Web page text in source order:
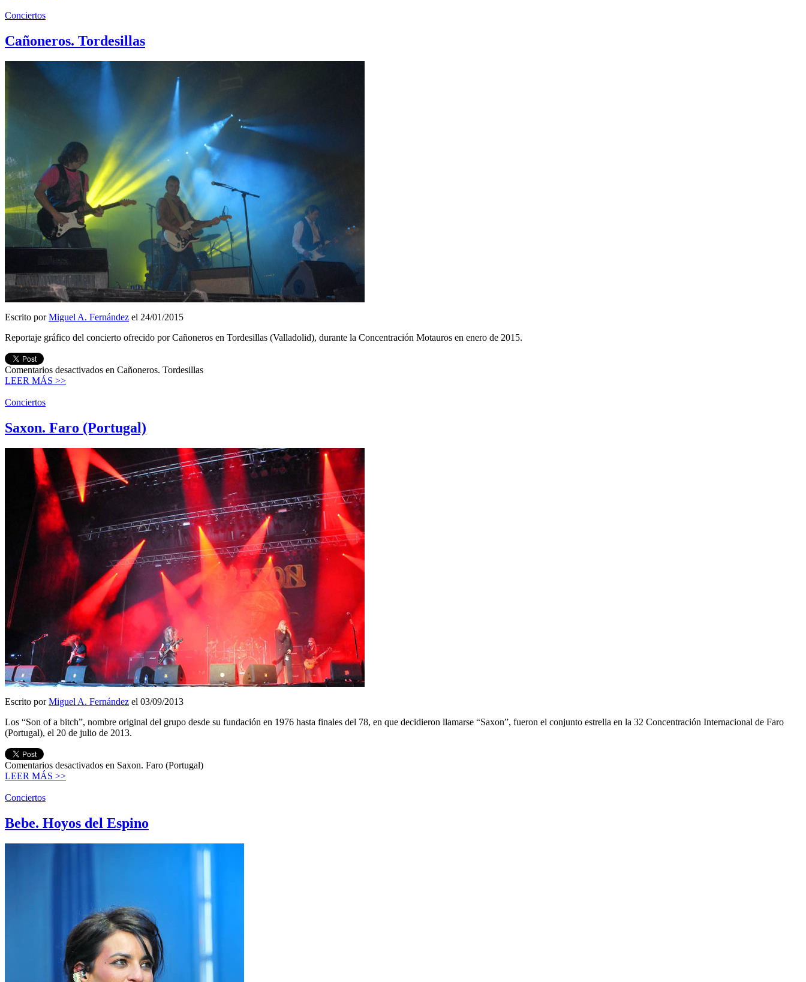
Conciertos
Cañoneros. Tordesillas
Escrito porMiguel A. Fernández el 24/01/2015
Reportaje gráfico del concierto ofrecido por Cañoneros en Tordesillas (Valladolid), durante la Concentración Motauros en enero de 2015.
Comentarios desactivados en Cañoneros. Tordesillas
LEER MÁS >>
Conciertos
Saxon. Faro (Portugal)
Escrito porMiguel A. Fernández el 03/09/2013
Los “Son of a bitch”, nombre original del grupo desde su fundación en 1976 hasta finales del 78, en que decidieron llamarse “Saxon”, fueron el conjunto estrella en la 32 Concentración Internacional de Faro
(Portugal), el 20 de julio de 2013.
Comentarios desactivados en Saxon. Faro (Portugal)
LEER MÁS >>
Conciertos
Bebe. Hoyos del Espino